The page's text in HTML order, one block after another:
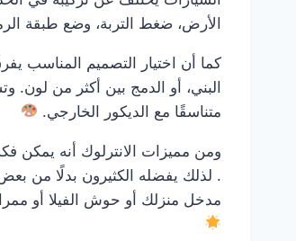
الأرض، ضغط التربة، وضع طبقة
كما أن اختيار التصميم المناسب
البني، أو الدمج بين أكثر من لون.
متناسقًا مع الديكور الخارجي.
ومن مميزات الانترلوك أنه يمكن
. لذلك يفضله الكثيرون بدلًا من
مدخل منزلك أو حوش الفيلا أو